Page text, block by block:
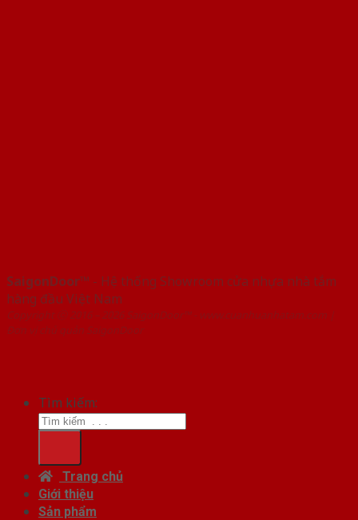
SaigonDoor™ - Hệ thống Showroom cửa nhựa nhà tắm
hàng đầu Việt Nam
Copyright ⓒ 2016 – 2026 SaigonDoor™ - www.cuanhuanhatam.com |
Đơn vị chủ quản SaigonDoor
Tìm kiếm:
Trang chủ
Giới thiệu
Sản phẩm